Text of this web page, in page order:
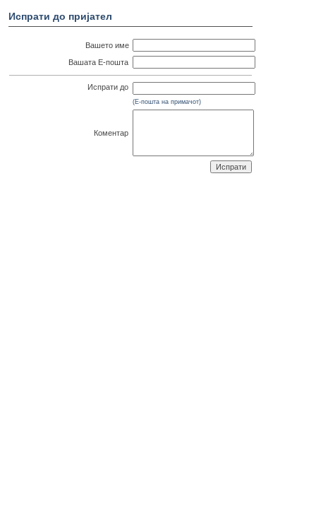
Испрати до пријател
Вашето име
Вашата Е-пошта
Испрати до
(Е-пошта на примачот)
Коментар